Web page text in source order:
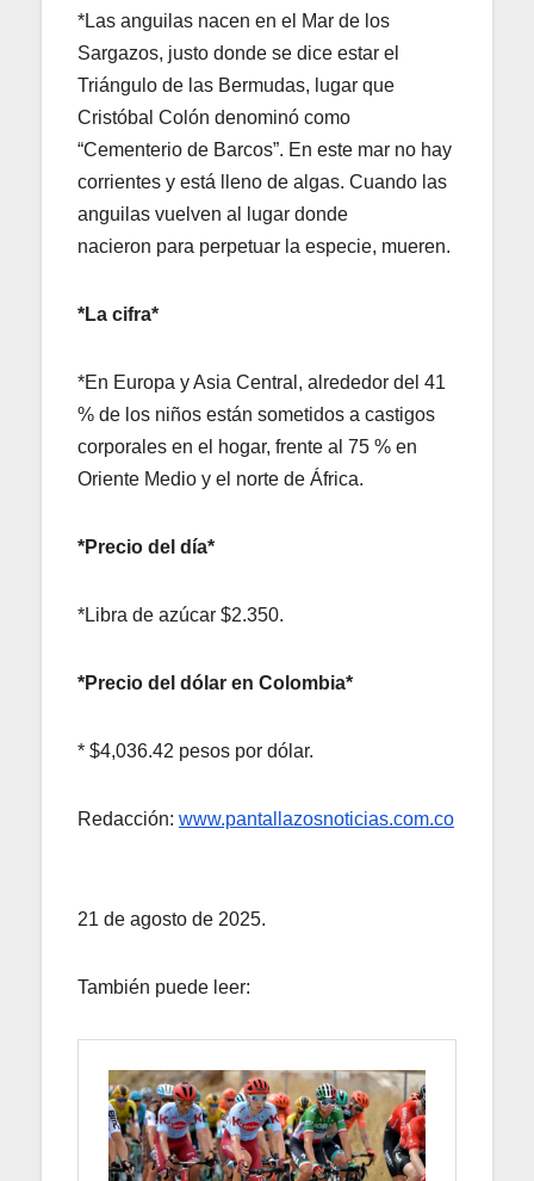
*Las anguilas nacen en el Mar de los
Sargazos, justo donde se dice estar el
Triángulo de las Bermudas, lugar que
Cristóbal Colón denominó como
“Cementerio de Barcos”. En este mar no hay
corrientes y está lleno de algas. Cuando las
anguilas vuelven al lugar donde
nacieron para perpetuar la especie, mueren.
*La cifra*
*En Europa y Asia Central, alrededor del 41
% de los niños están sometidos a castigos
corporales en el hogar, frente al 75 % en
Oriente Medio y el norte de África.
*Precio del día*
*Libra de azúcar $2.350.
*Precio del dólar en Colombia*
* $4,036.42 pesos por dólar.
Redacción: www.pantallazosnoticias.com.co
21 de agosto de 2025.
También puede leer: